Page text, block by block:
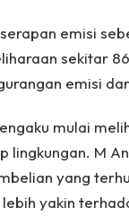
emisi
sekitar
emisi
mulai
lingkungan. M
yang
yakin